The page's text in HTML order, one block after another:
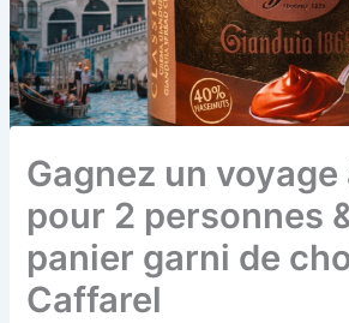
Gagnez un voyage
pour 2 personnes
panier garni de
Caffarel